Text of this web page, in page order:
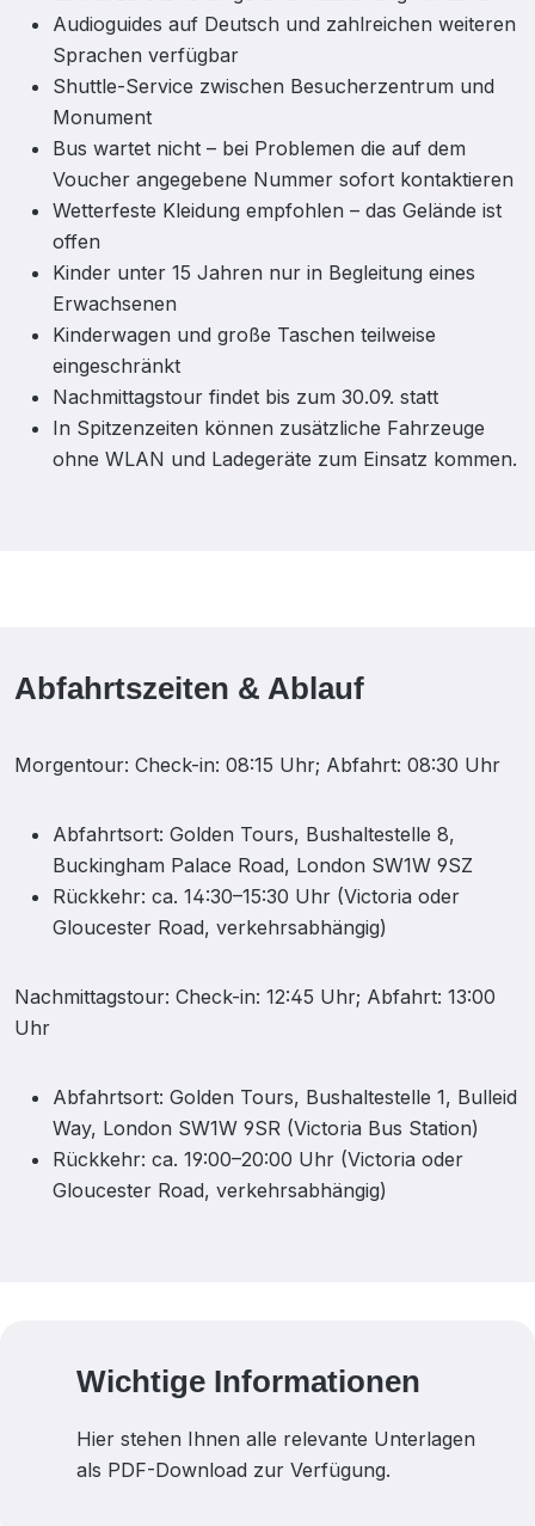
Audioguides auf Deutsch und zahlreichen weiteren
Sprachen verfügbar
Shuttle-Service zwischen Besucherzentrum und
Monument
Bus wartet nicht – bei Problemen die auf dem
Voucher angegebene Nummer sofort kontaktieren
Wetterfeste Kleidung empfohlen – das Gelände ist
offen
Kinder unter 15 Jahren nur in Begleitung eines
Erwachsenen
Kinderwagen und große Taschen teilweise
eingeschränkt
Nachmittagstour findet bis zum 30.09. statt
In Spitzenzeiten können zusätzliche Fahrzeuge
ohne WLAN und Ladegeräte zum Einsatz kommen.
Abfahrtszeiten & Ablauf
Morgentour: Check-in: 08:15 Uhr; Abfahrt: 08:30 Uhr
Abfahrtsort: Golden Tours, Bushaltestelle 8,
Buckingham Palace Road, London SW1W 9SZ
Rückkehr: ca. 14:30–15:30 Uhr (Victoria oder
Gloucester Road, verkehrsabhängig)
Nachmittagstour: Check-in: 12:45 Uhr; Abfahrt: 13:00
Uhr
Abfahrtsort: Golden Tours, Bushaltestelle 1, Bulleid
Way, London SW1W 9SR (Victoria Bus Station)
Rückkehr: ca. 19:00–20:00 Uhr (Victoria oder
Gloucester Road, verkehrsabhängig)
Wichtige Informationen
Hier stehen Ihnen alle relevante Unterlagen
als PDF-Download zur Verfügung.